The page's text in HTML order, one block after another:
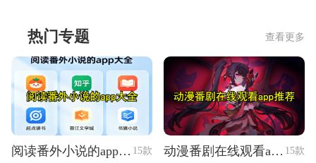
热门专题 查看更多
阅读番外小说的app大全 15款 动漫番剧在线观看app推荐 15款